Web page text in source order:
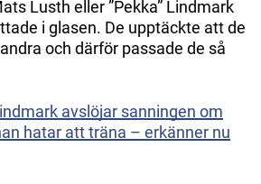
Lusth eller ”Pekka” Lindmark
i glasen. De upptäckte att de
och därför passade de så
avslöjar sanningen om
hatar att träna – erkänner nu